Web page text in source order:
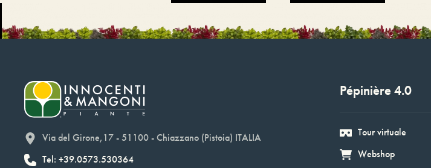
Via del Girone,17 - 51100 - Chiazzano (Pistoia) ITALIA
Tel: +39.0573.530364
Pépinière 4.0
Tour virtuale
Webshop